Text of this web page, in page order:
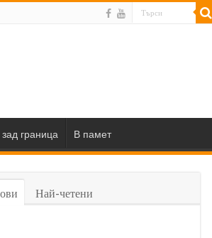
граница В памет
Най-четени